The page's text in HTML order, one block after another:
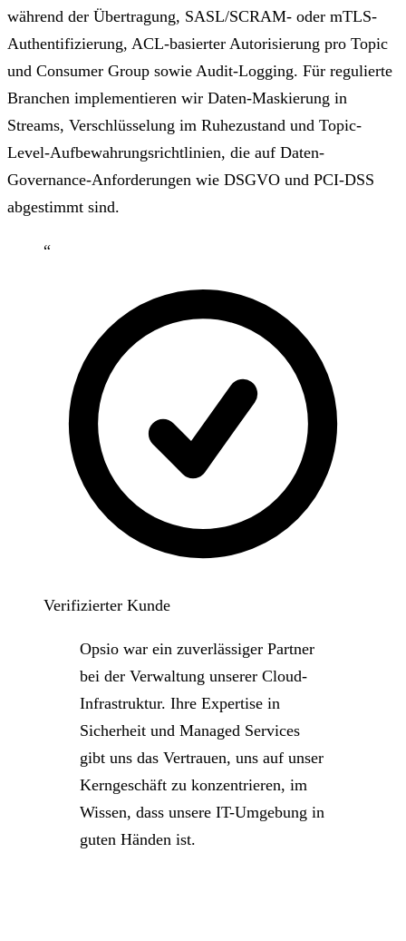
während der Übertragung, SASL/SCRAM- oder mTLS-
Authentifizierung, ACL-basierter Autorisierung pro Topic
und Consumer Group sowie Audit-Logging. Für regulierte
Branchen implementieren wir Daten-Maskierung in
Streams, Verschlüsselung im Ruhezustand und Topic-
Level-Aufbewahrungsrichtlinien, die auf Daten-
Governance-Anforderungen wie DSGVO und PCI-DSS
abgestimmt sind.
“
Verifizierter Kunde
Opsio war ein zuverlässiger Partner
bei der Verwaltung unserer Cloud-
Infrastruktur. Ihre Expertise in
Sicherheit und Managed Services
gibt uns das Vertrauen, uns auf unser
Kerngeschäft zu konzentrieren, im
Wissen, dass unsere IT-Umgebung in
guten Händen ist.